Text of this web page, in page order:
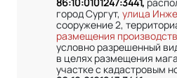
город Сургут, улица
сооружение 2,
размещения
условно разрешенный
в целях размещения
участке с кадастровым